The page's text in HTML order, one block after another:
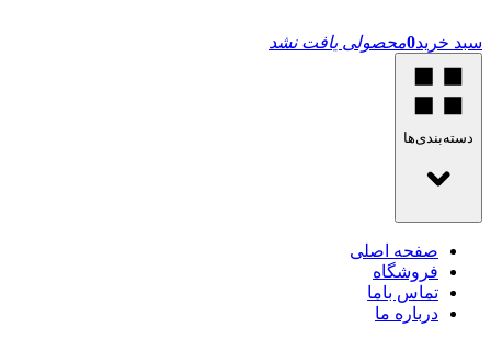
سبد خرید0محصولی یافت نشد
دسته‌بندی‌ها
صفحه اصلی
فروشگاه
تماس باما
درباره ما